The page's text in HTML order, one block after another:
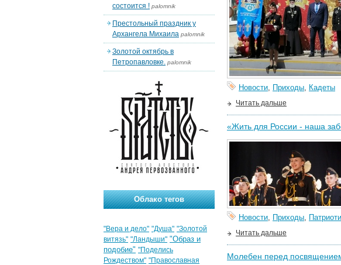
Новости, Приходы, Кадеты
Читать дальше
«Жить для России - наша
Новости, Приходы,
Читать дальше
Молебен перед
состоится ! palomnik
Престольный праздник у
Архангела Михаила palomnik
Золотой октябрь в
Петропавловке. palomnik
Облако тегов
"Вера и дело" "Душа" "Золотой
витязь" "Ландыши" "Образ и
подобие" "Поделись
Рождеством" "Православная